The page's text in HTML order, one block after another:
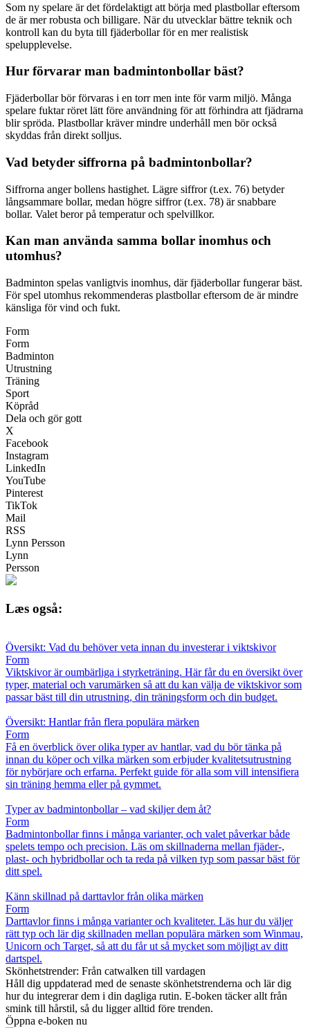
Som ny spelare är det fördelaktigt att börja med plastbollar eftersom
de är mer robusta och billigare. När du utvecklar bättre teknik och
kontroll kan du byta till fjäderbollar för en mer realistisk
spelupplevelse.
Hur förvarar man badmintonbollar bäst?
Fjäderbollar bör förvaras i en torr men inte för varm miljö. Många
spelare fuktar röret lätt före användning för att förhindra att fjädrarna
blir spröda. Plastbollar kräver mindre underhåll men bör också
skyddas från direkt solljus.
Vad betyder siffrorna på badmintonbollar?
Siffrorna anger bollens hastighet. Lägre siffror (t.ex. 76) betyder
långsammare bollar, medan högre siffror (t.ex. 78) är snabbare
bollar. Valet beror på temperatur och spelvillkor.
Kan man använda samma bollar inomhus och
utomhus?
Badminton spelas vanligtvis inomhus, där fjäderbollar fungerar bäst.
För spel utomhus rekommenderas plastbollar eftersom de är mindre
känsliga för vind och fukt.
Form
Form
Badminton
Utrustning
Träning
Sport
Köpråd
Dela och gör gott
X
Facebook
Instagram
LinkedIn
YouTube
Pinterest
TikTok
Mail
RSS
Lynn Persson
Lynn
Persson
Læs også:
Översikt: Vad du behöver veta innan du investerar i viktskivor
Form
Viktskivor är oumbärliga i styrketräning. Här får du en översikt över
typer, material och varumärken så att du kan välja de viktskivor som
passar bäst till din utrustning, din träningsform och din budget.
Översikt: Hantlar från flera populära märken
Form
Få en överblick över olika typer av hantlar, vad du bör tänka på
innan du köper och vilka märken som erbjuder kvalitetsutrustning
för nybörjare och erfarna. Perfekt guide för alla som vill intensifiera
sin träning hemma eller på gymmet.
Typer av badmintonbollar – vad skiljer dem åt?
Form
Badmintonbollar finns i många varianter, och valet påverkar både
spelets tempo och precision. Läs om skillnaderna mellan fjäder-,
plast- och hybridbollar och ta reda på vilken typ som passar bäst för
ditt spel.
Känn skillnad på darttavlor från olika märken
Form
Darttavlor finns i många varianter och kvaliteter. Läs hur du väljer
rätt typ och lär dig skillnaden mellan populära märken som Winmau,
Unicorn och Target, så att du får ut så mycket som möjligt av ditt
dartspel.
Skönhetstrender: Från catwalken till vardagen
Håll dig uppdaterad med de senaste skönhetstrenderna och lär dig
hur du integrerar dem i din dagliga rutin. E-boken täcker allt från
smink till hårstil, så du ligger alltid före trenden.
Öppna e-boken nu